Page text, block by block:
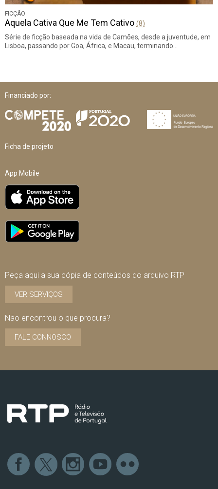
FICÇÃO
Aquela Cativa Que Me Tem Cativo (8)
Série de ficção baseada na vida de Camões, desde a juventude, em
Lisboa, passando por Goa, África, e Macau, terminando…
Financiado por:
Ficha de projeto
App Mobile
Peça aqui a sua cópia de conteúdos do arquivo RTP
VER SERVIÇOS
Não encontrou o que procura?
FALE CONNOSCO